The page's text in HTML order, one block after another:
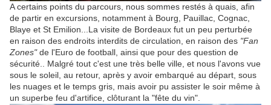
A certains points du parcours, nous sommes restés à quais, afin
de partir en excursions, notamment à Bourg, Pauillac, Cognac,
Blaye et St Emilion...La visite de Bordeaux fut un peu perturbée
en raison des endroits interdits de circulation, en raison des "Fan
Zones"de l'Euro de football, ainsi que pour des question de
sécurité.. Malgré tout c'est une très belle ville, et nous l'avons vue
sous le soleil, au retour, après y avoir embarqué au départ, sous
les nuages et le temps gris, mais avoir pu assister le soir même à
un superbe feu d'artifice, clôturant la "fête du vin".